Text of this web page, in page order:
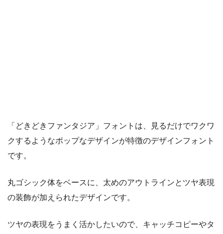
「どきどきファンタジア」フォントは、見るだけでワクワ
クするようなポップなデザインが特徴のデザインフォント
です。
丸ゴシック体をベースに、太めのアウトラインとツヤ表現
の装飾が加えられたデザインです。
ツヤの表現をうまく活かしたいので、キャッチコピーやタ